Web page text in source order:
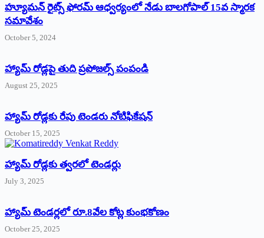
హ్యూమన్‌ రైట్స్‌ ఫోరమ్‌ ఆధ్వర్యంలో నేడు బాలగోపాల్‌ 15వ స్మారక
సమావేశం
October 5, 2024
హ్యామ్‌ రోడ్లపై తుది ప్రపోజల్స్‌ పంపండి
August 25, 2025
హ్యామ్‌ రోడ్లకు రేపు టెండరు నోటిఫికేషన్‌
October 15, 2025
హ్యామ్‌ రోడ్లకు త్వరలో టెండర్లు
July 3, 2025
హ్యామ్‌ ‌టెండర్లలో రూ.8వేల కోట్ల కుంభకోణం
October 25, 2025